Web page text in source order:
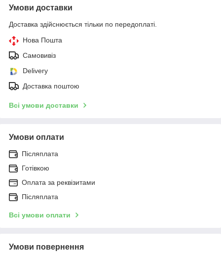
Умови доставки
Доставка здійснюється тільки по передоплаті.
Нова Пошта
Самовивіз
Delivery
Доставка поштою
Всі умови доставки
Умови оплати
Післяплата
Готівкою
Оплата за реквізитами
Післяплата
Всі умови оплати
Умови повернення